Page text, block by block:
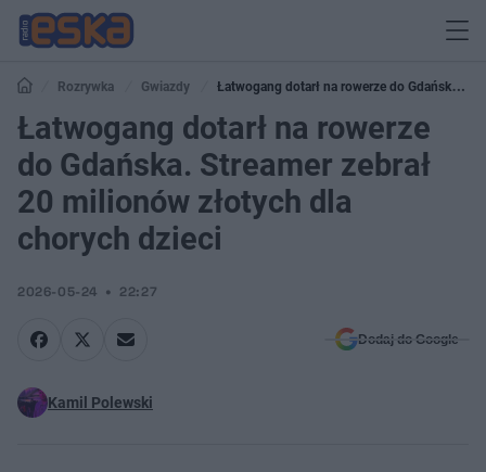
Rozrywka Gwiazdy
Łatwogang dotarł na rowerze do Gdańska.
Streamer zebrał 20 milionów złotych dla chorych dzieci
Łatwogang dotarł na rowerze
do Gdańska. Streamer zebrał
20 milionów złotych dla
chorych dzieci
2026-05-24 22:27
Dodaj do Google
Kamil Polewski